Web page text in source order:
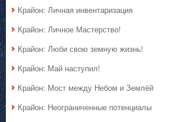
Крайон: Личная инвентаризация
Крайон: Личное Мастерство!
Крайон: Люби свою земную жизнь!
Крайон: Май наступил!
Крайон: Мост между Небом и Землёй
Крайон: Неограниченные потенциалы